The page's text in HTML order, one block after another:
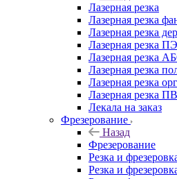
Лазерная резка
Лазерная резка
Лазерная резка
Лазерная резка
Лазерная резка
Лазерная резка
Лазерная резка
Лазерная резка
Лекала на заказ
Фрезерование
Назад
Фрезерование
Резка и
Резка и